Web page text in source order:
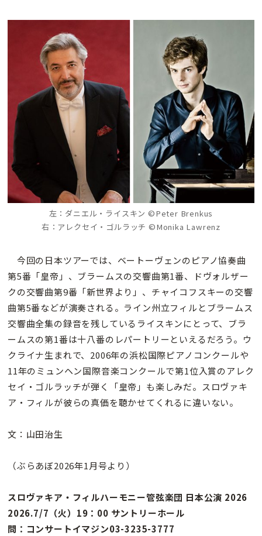
左：ダニエル・ライスキン ©Peter Brenkus
右：アレクセイ・ゴルラッチ ©Monika Lawrenz
今回の日本ツアーでは、ベートーヴェンのピアノ協奏曲
第5番「皇帝」、ブラームスの交響曲第1番、ドヴォルザー
クの交響曲第9番「新世界より」、チャイコフスキーの交響
曲第5番などが演奏される。ライン州立フィルとブラームス
交響曲全集の録音を残しているライスキンにとって、ブラ
ームスの第1番は十八番のレパートリーといえるだろう。ウ
クライナ生まれで、2006年の浜松国際ピアノコンクールや
11年のミュンヘン国際音楽コンクールで第1位入賞のアレク
セイ・ゴルラッチが弾く「皇帝」も楽しみだ。スロヴァキ
ア・フィルが彼らの真価を聴かせてくれるに違いない。
文：山田治生
（ぶらあぼ2026年1月号より）
スロヴァキア・フィルハーモニー管弦楽団 日本公演 2026
2026.7/7（火）19：00 サントリーホール
問：コンサートイマジン03-3235-3777